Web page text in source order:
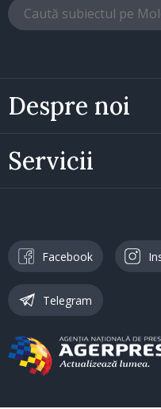
Despre noi
Servicii
Facebook
Telegram